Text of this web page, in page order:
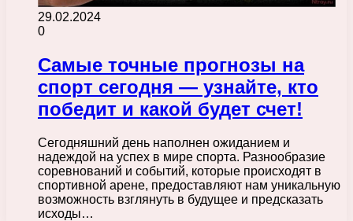
29.02.2024
0
Самые точные прогнозы на
спорт сегодня — узнайте, кто
победит и какой будет счет!
Сегодняшний день наполнен ожиданием и
надеждой на успех в мире спорта. Разнообразие
соревнований и событий, которые происходят в
спортивной арене, предоставляют нам уникальную
возможность взглянуть в будущее и предсказать
исходы…